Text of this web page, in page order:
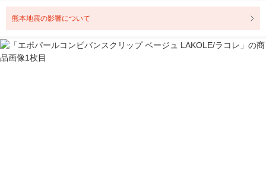
熊本地震の影響について